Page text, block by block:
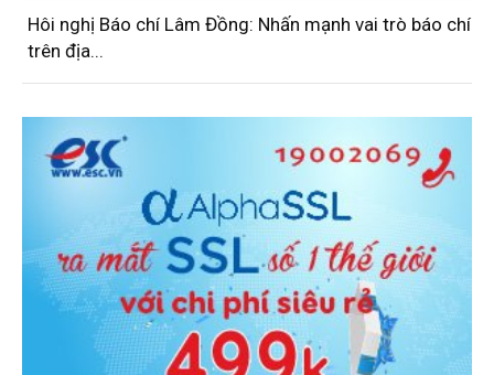
Hôi nghị Báo chí Lâm Đồng: Nhấn mạnh vai trò báo chí
trên địa...